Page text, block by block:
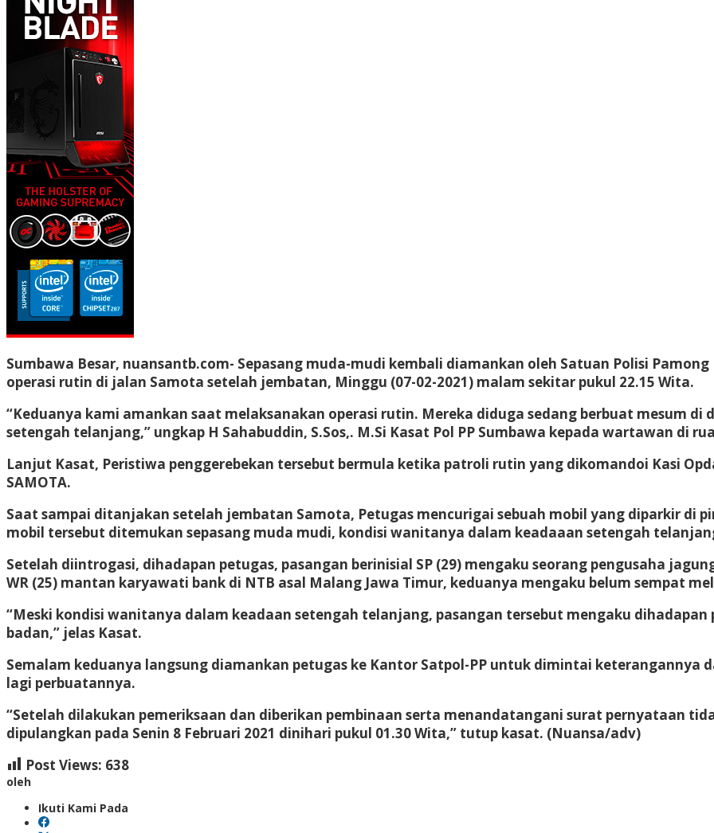
Sumbawa Besar, nuansantb.com- Sepasang muda-mudi kembali diamankan oleh Satuan Polisi
operasi rutin di jalan Samota setelah jembatan, Minggu (07-02-2021) malam sekitar pukul 22.15 Wita.
“Keduanya kami amankan saat melaksanakan operasi rutin. Mereka diduga sedang berbuat mesum
setengah telanjang,” ungkap H Sahabuddin, S.Sos,. M.Si Kasat Pol PP Sumbawa kepada wartawan di
Lanjut Kasat, Peristiwa penggerebekan tersebut bermula ketika patroli rutin yang dikomandoi Kasi
SAMOTA.
Saat sampai ditanjakan setelah jembatan Samota, Petugas mencurigai sebuah mobil yang diparkir di
mobil tersebut ditemukan sepasang muda mudi, kondisi wanitanya dalam keadaaan setengah
Setelah diintrogasi, dihadapan petugas, pasangan berinisial SP (29) mengaku seorang pengusaha
WR (25) mantan karyawati bank di NTB asal Malang Jawa Timur, keduanya mengaku belum sempat
“Meski kondisi wanitanya dalam keadaan setengah telanjang, pasangan tersebut mengaku
badan,” jelas Kasat.
Semalam keduanya langsung diamankan petugas ke Kantor Satpol-PP untuk dimintai
lagi perbuatannya.
“Setelah dilakukan pemeriksaan dan diberikan pembinaan serta menandatangani surat pernyataan
dipulangkan pada Senin 8 Februari 2021 dinihari pukul 01.30 Wita,” tutup kasat. (Nuansa/adv)
Post Views: 638
oleh
Ikuti Kami Pada